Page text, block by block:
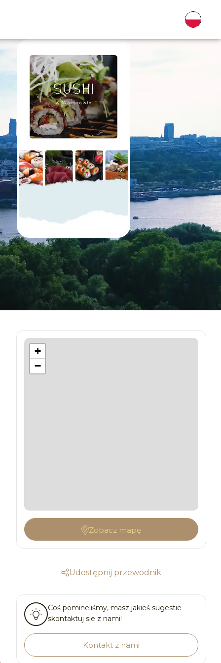
+
−
Zobacz mapę
Udostępnij przewodnik
Coś pomineliśmy, masz jakieś sugestie
skontaktuj sie z nami!
Kontakt z nami